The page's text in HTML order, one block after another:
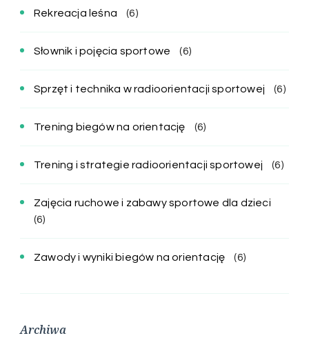
Rekreacja leśna (6)
Słownik i pojęcia sportowe (6)
Sprzęt i technika w radioorientacji sportowej (6)
Trening biegów na orientację (6)
Trening i strategie radioorientacji sportowej (6)
Zajęcia ruchowe i zabawy sportowe dla dzieci
(6)
Zawody i wyniki biegów na orientację (6)
Archiwa